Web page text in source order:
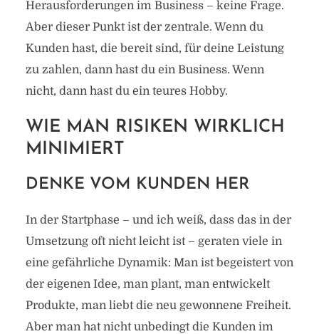
Herausforderungen im Business – keine Frage.
Aber dieser Punkt ist der zentrale. Wenn du
Kunden hast, die bereit sind, für deine Leistung
zu zahlen, dann hast du ein Business. Wenn
nicht, dann hast du ein teures Hobby.
WIE MAN RISIKEN WIRKLICH
MINIMIERT
DENKE VOM KUNDEN HER
In der Startphase – und ich weiß, dass das in der
Umsetzung oft nicht leicht ist – geraten viele in
eine gefährliche Dynamik: Man ist begeistert von
der eigenen Idee, man plant, man entwickelt
Produkte, man liebt die neu gewonnene Freiheit.
Aber man hat nicht unbedingt die Kunden im